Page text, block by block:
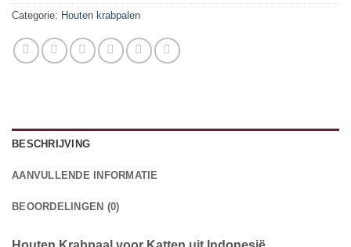
Categorie: Houten krabpalen
BESCHRIJVING
AANVULLENDE INFORMATIE
BEOORDELINGEN (0)